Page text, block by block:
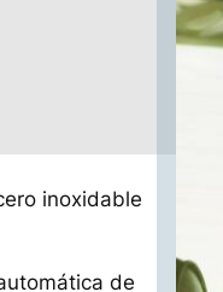
inoxidable
de